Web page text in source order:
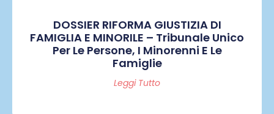
DOSSIER RIFORMA GIUSTIZIA DI
FAMIGLIA E MINORILE – Tribunale Unico
Per Le Persone, I Minorenni E Le
Famiglie
Leggi Tutto